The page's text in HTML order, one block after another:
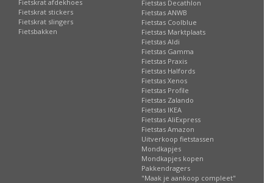
Fietskrat afdekhoes
Fietskrat stickers
Fietskrat slingers
Fietsbakken
Fietstas Decathlon
Fietstas ANWB
Fietstas Coolblue
Fietstas Marktplaats
Fietstas Aldi
Fietstas Gamma
Fietstas Praxis
Fietstas Halfords
Fietstas Xenos
Fietstas Profile
Fietstas Zalando
Fietstas IKEA
Fietstas AliExpress
Fietstas Amazon
Uitverkoop fietstassen
Mondkapjes
Mondkapjes kopen
Pakkendragers
"Maak je aankoop compleet"